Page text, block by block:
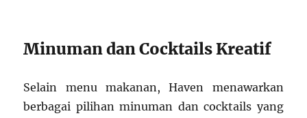
Minuman dan Cocktails Kreatif
Selain menu makanan, Haven menawarkan
berbagai pilihan minuman dan cocktails yang